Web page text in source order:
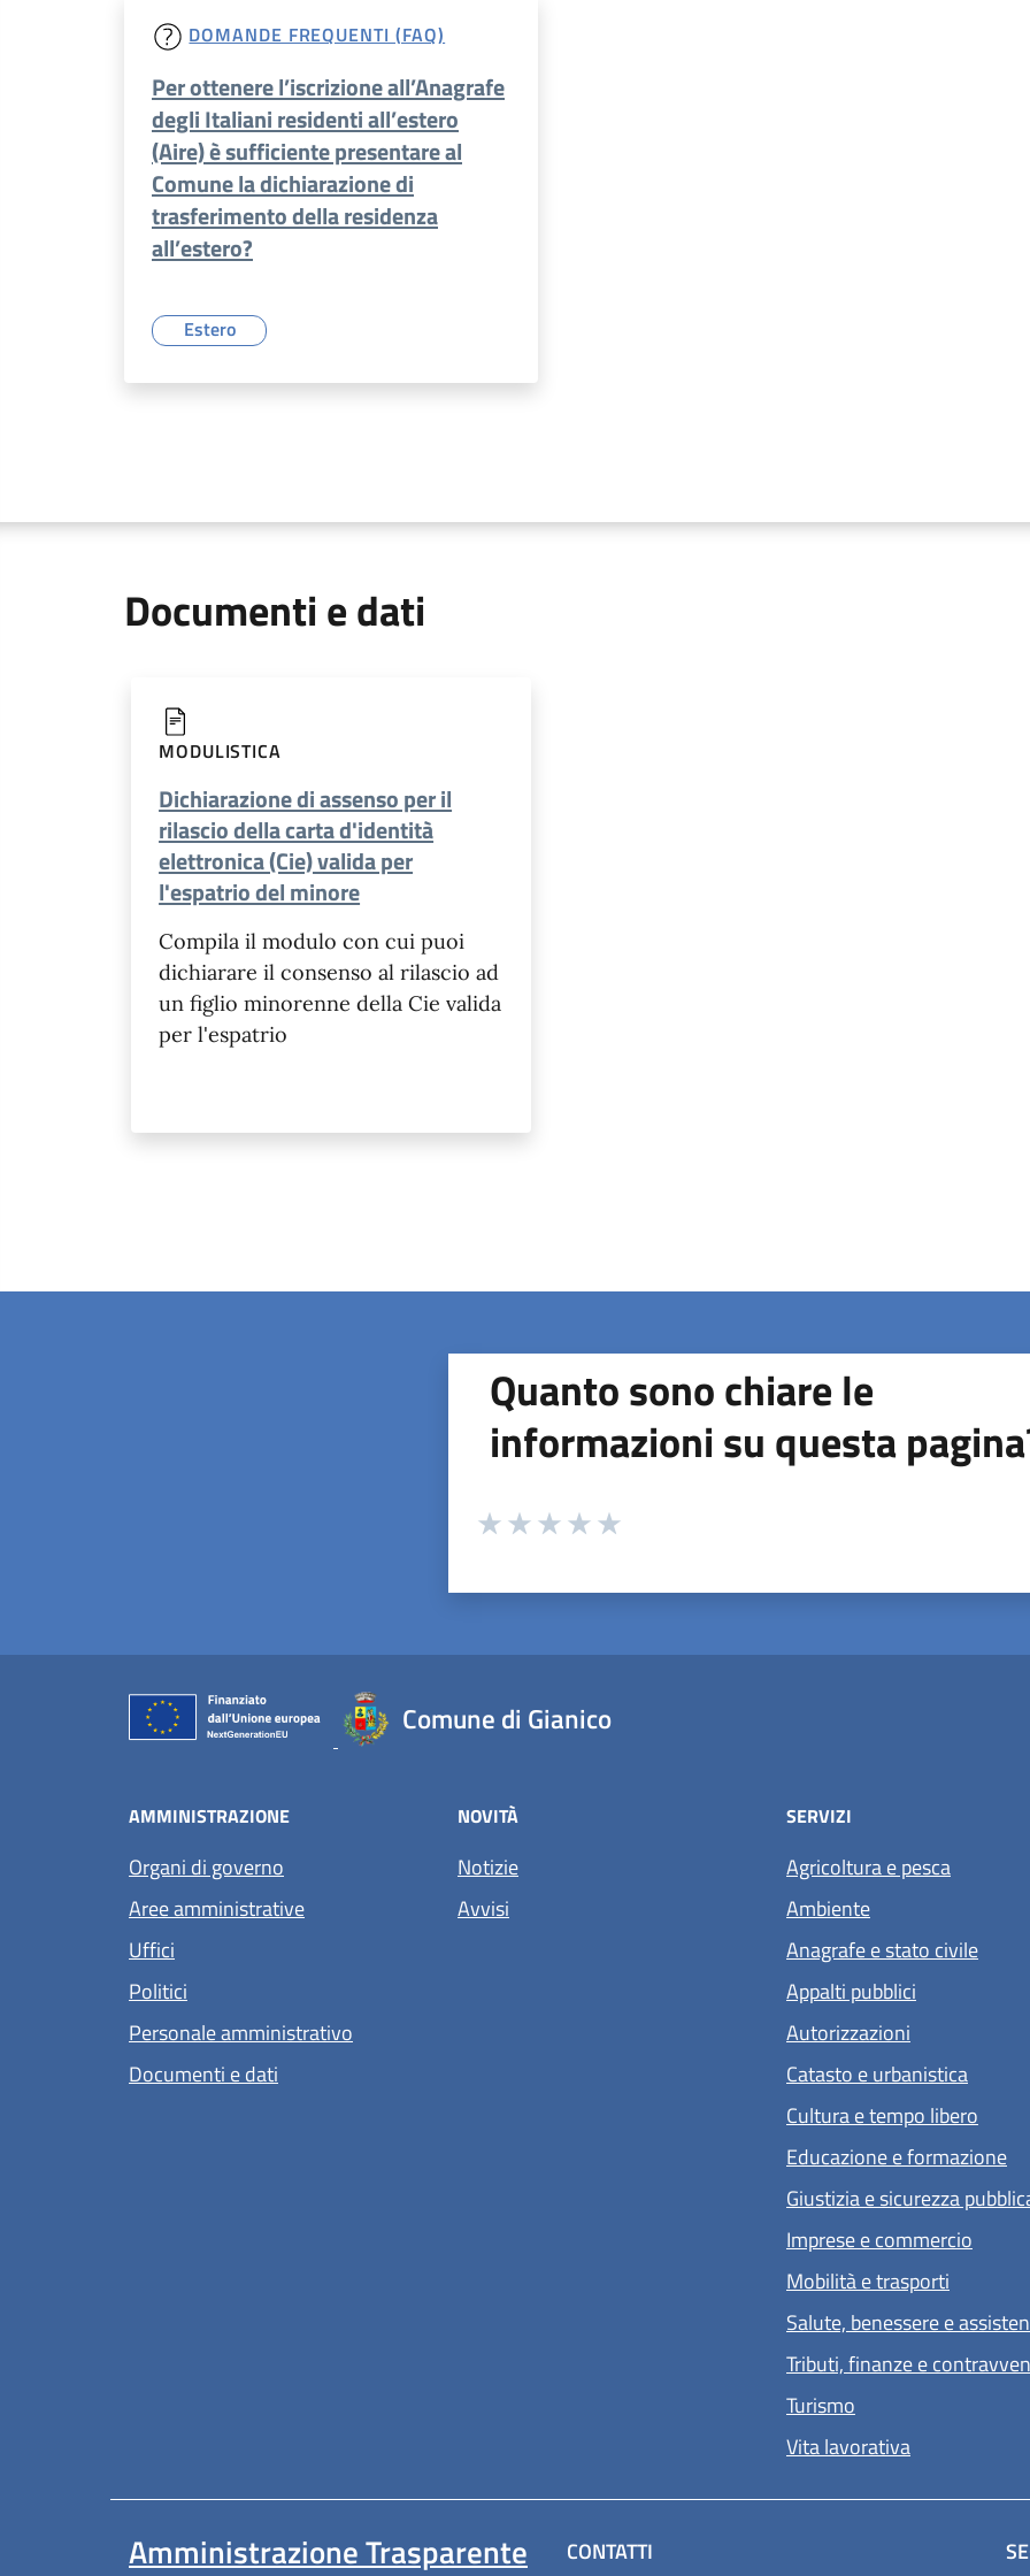
DOMANDE FREQUENTI (FAQ)
Per ottenere l’iscrizione all’Anagrafe
degli Italiani residenti all’estero
(Aire) è sufficiente presentare al
Comune la dichiarazione di
trasferimento della residenza
all’estero?
Estero
Documenti e dati
MODULISTICA
Dichiarazione di assenso per il
rilascio della carta d'identità
elettronica (Cie) valida per
l'espatrio del minore
Compila il modulo con cui puoi
dichiarare il consenso al rilascio ad
un figlio minorenne della Cie valida
per l'espatrio
Quanto sono chiare le
informazioni su questa
Valuta da 1 a 5 stelle la pagina
Comune di Gianico
AMMINISTRAZIONE
Organi di governo
Aree amministrative
Uffici
Politici
Personale amministrativo
Documenti e dati
NOVITÀ
Notizie
Avvisi
SERVIZI
Agricoltura e pesca
Ambiente
Anagrafe e stato civile
Appalti pubblici
Autorizzazioni
Catasto e urbanistica
Cultura e tempo libero
Educazione e formazione
Giustizia e sicurezza
Imprese e commercio
Mobilità e trasporti
Salute, benessere e
Tributi, finanze e
Turismo
Vita lavorativa
Amministrazione Trasparente CONTATTI